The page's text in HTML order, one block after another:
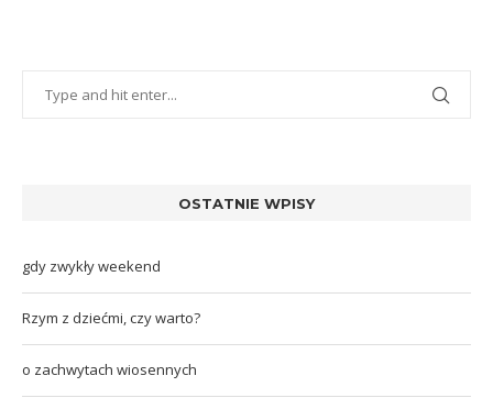
OSTATNIE WPISY
gdy zwykły weekend
Rzym z dziećmi, czy warto?
o zachwytach wiosennych